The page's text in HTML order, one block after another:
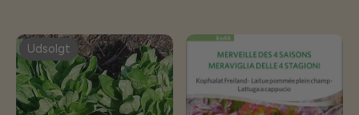
Udsolgt